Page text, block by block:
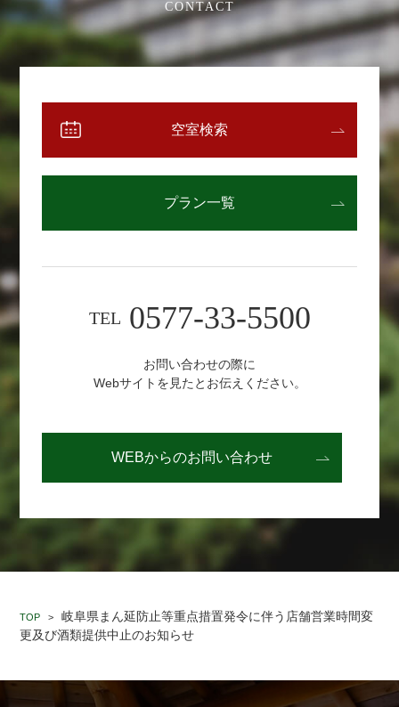
CONTACT
空室検索
プラン一覧
TEL 0577-33-5500
お問い合わせの際に
Webサイトを見たとお伝えください。
WEBからのお問い合わせ
TOP >
岐阜県まん延防止等重点措置発令に伴う店舗営業時間変
更及び酒類提供中止のお知らせ